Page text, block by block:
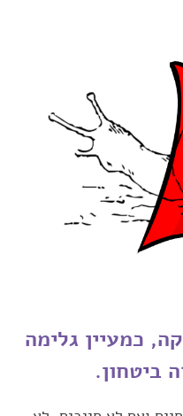
כמעיין גלימה
ביטחון.